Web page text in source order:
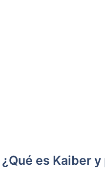
¿Qué es Kaiber